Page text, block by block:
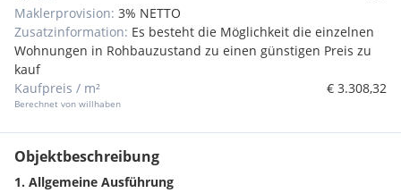
Maklerprovision: 3% NETTO
Zusatzinformation: Es besteht die Möglichkeit die einzelnen
Wohnungen in Rohbauzustand zu einen günstigen Preis zu
kauf
Kaufpreis / m²
Berechnet von willhaben
€ 3.308,32
Objektbeschreibung
1. Allgemeine Ausführung